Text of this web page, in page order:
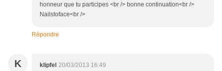
honneur que tu participes <br /> bonne continuation<br />
Nailstoface<br />
Répondre
K klipfel 20/03/2013 16:49